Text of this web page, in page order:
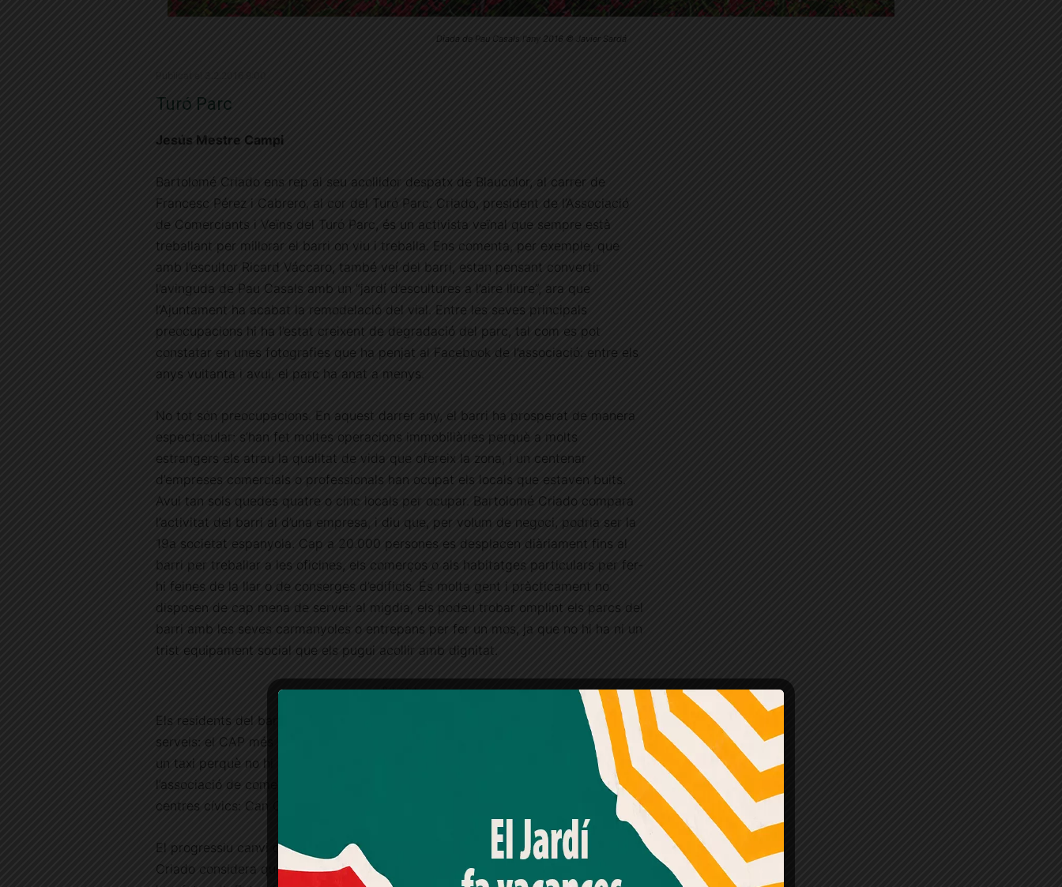
Diada de Pau Casals l'any 2016 © Javier Sardá
Turó Parc
Jesús Mestre Campi
Bartolomé Criado ens rep al seu acollidor despatx de Blaucolor, al carrer de
Francesc Pérez i Cabrero, al cor del Turó Parc. Criado, president de l’Associació
de Comerciants i Veïns del Turó Parc, és un activista veïnal que sempre està
treballant per millorar el barri on viu i treballa. Ens comenta, per exemple, que
amb l’escultor Ricard Váccaro, també veí del barri, estan pensant convertir
l’avinguda de Pau Casals amb un “jardí d’escultures a l’aire lliure”, ara que
l’Ajuntament ha acabat la remodelació del vial. Entre les seves principals
preocupacions hi ha l’estat creixent de degradació del parc, tal com es pot
constatar en unes fotografies que ha penjat al Facebook de l’associació: entre els
anys vuitanta i avui, el parc ha anat a menys.
No tot són preocupacions. En aquest darrer any, el barri ha prosperat de manera
espectacular: s’han fet moltes operacions immobiliàries perquè a molts
estrangers els atrau la qualitat de vida que ofereix la zona, i un centenar
d’empreses comercials o professionals han ocupat els locals que estaven buits.
Avui tan sols quedes quatre o cinc locals per ocupar. Bartolomé Criado compara
l’activitat del barri al d’una empresa, i diu que, per volum de negoci, podria ser la
19a societat espanyola. Cap a 20.000 persones es desplacen diàriament fins al
barri per treballar a les oficines, els comerços o als habitatges particulars per fer-
hi feines de la llar o de conserges d’edificis. És molta gent i pràcticament no
disposen de cap mena de servei: al migdia, els podeu trobar omplint els parcs del
barri amb les seves carmanyoles o entrepans per fer un mos, ja que no hi ha ni un
trist equipament social que els pugui acollir amb dignitat.
Publicitat
Els residents del barri, molts d’ells gent gran, també pateixen la manca de
serveis: el CAP més proper és prop de la plaça Adrià i si cal anar-hi, s’ha d’agafar
un taxi perquè no hi ha un bus de barri el qual ha estat llargament reivindicat per
l’associació de comerciants. Passa el mateix amb els mercats municipals o els
centres cívics: Can Castelló és gairebé al cim de Monterols.
El progressiu canvi de conjuntura econòmica pot haver ajudat en les millores però
Criado considera que els diaris de barri, com
El jardí de Sant Gervasi
Amb el seu acord, nosaltres fem servir galetes o
tecnologies similars per emmagatzemar, accedir i
processar dades personals com la seva visita a aquest lloc
web. Pot retirar el seu consentiment o oposar-se al
processament de dades basat en interessos legítims en
qualsevol moment fent clic a "Ajustos de cookies" o a la
nostra Política de privacitat en aquest lloc web. Si cliques
"acceptar" dones el teu consentiment